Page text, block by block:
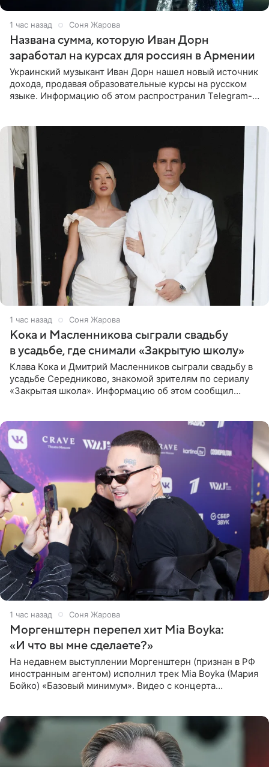
1 час назад Соня Жарова
Названа сумма, которую Иван Дорн
заработал на курсах для россиян в Армении
Украинский музыкант Иван Дорн нашел новый источник
дохода, продавая образовательные курсы на русском
языке. Информацию об этом распространил Telegram-
1 час назад Соня Жарова
Кока и Масленникова сыграли свадьбу
в усадьбе, где снимали «Закрытую школу»
Клава Кока и Дмитрий Масленников сыграли свадьбу в
усадьбе Середниково, знакомой зрителям по сериалу
«Закрытая школа». Информацию об этом сообщил
1 час назад Соня Жарова
Моргенштерн перепел хит Mia Boyka:
«И что вы мне сделаете?»
На недавнем выступлении Моргенштерн (признан в РФ
иностранным агентом) исполнил трек Mia Boyka (Мария
Бойко) «Базовый минимум». Видео с концерта